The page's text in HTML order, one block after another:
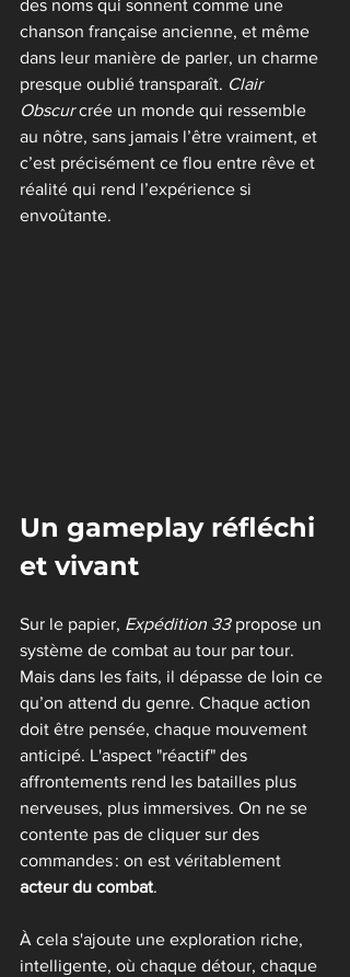
des noms qui sonnent comme une
chanson française ancienne, et même
dans leur manière de parler, un charme
presque oublié transparaît. Clair
Obscur crée un monde qui ressemble
au nôtre, sans jamais l’être vraiment, et
c’est précisément ce flou entre rêve et
réalité qui rend l’expérience si
envoûtante.
Un gameplay réfléchi
et vivant
Sur le papier, Expédition 33 propose un
système de combat au tour par tour.
Mais dans les faits, il dépasse de loin ce
qu’on attend du genre. Chaque action
doit être pensée, chaque mouvement
anticipé. L'aspect "réactif" des
affrontements rend les batailles plus
nerveuses, plus immersives. On ne se
contente pas de cliquer sur des
commandes : on est véritablement
acteur du combat.
À cela s'ajoute une exploration riche,
intelligente, où chaque détour, chaque